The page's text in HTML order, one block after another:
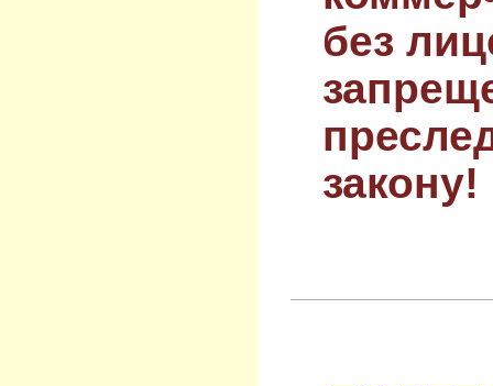
без
закону!